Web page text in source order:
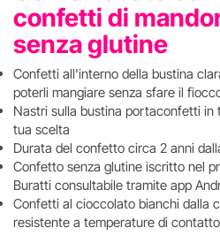
confetti di
senza glutine
Confetti all'interno della bustina
poterli mangiare senza sfare il
Nastri sulla bustina portaconfetti in
tua scelta
Durata del confetto circa 2 anni
Confetto senza glutine iscritto nel
Buratti consultabile tramite app
Confetti al cioccolato bianchi dalla
resistente a temperature di